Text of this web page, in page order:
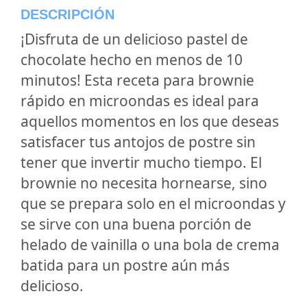
DESCRIPCIÓN
¡Disfruta de un delicioso pastel de
chocolate hecho en menos de 10
minutos! Esta receta para brownie
rápido en microondas es ideal para
aquellos momentos en los que deseas
satisfacer tus antojos de postre sin
tener que invertir mucho tiempo. El
brownie no necesita hornearse, sino
que se prepara solo en el microondas y
se sirve con una buena porción de
helado de vainilla o una bola de crema
batida para un postre aún más
delicioso.